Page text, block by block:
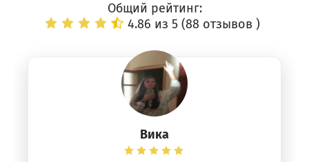
Общий рейтинг:
4.86 из 5 (88 отзывов )
Вика